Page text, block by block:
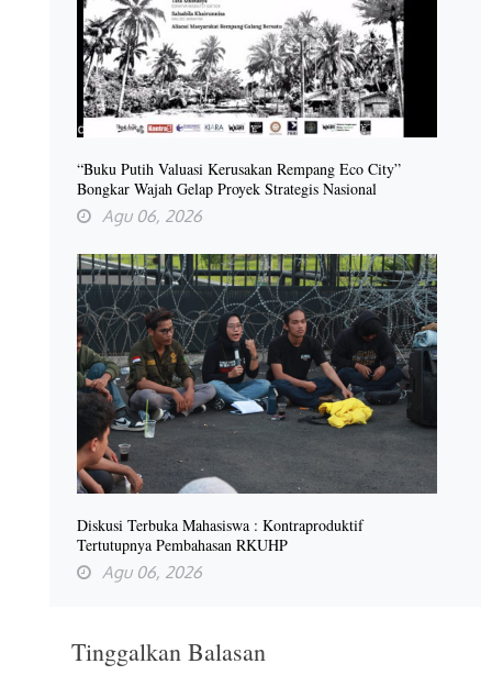
“Buku Putih Valuasi Kerusakan Rempang Eco City”
Bongkar Wajah Gelap Proyek Strategis Nasional
Agu 06, 2026
Diskusi Terbuka Mahasiswa : Kontraproduktif
Tertutupnya Pembahasan RKUHP
Agu 06, 2026
Tinggalkan Balasan